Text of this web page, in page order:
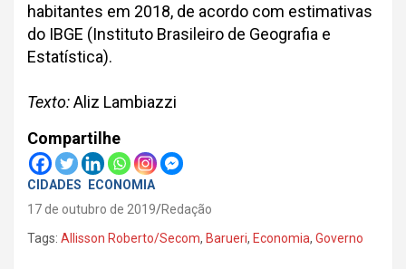
habitantes em 2018, de acordo com estimativas
do IBGE (Instituto Brasileiro de Geografia e
Estatística).
Texto:Aliz Lambiazzi
Compartilhe
CIDADES
ECONOMIA
17 de outubro de 2019 Redação
Tags: Allisson Roberto/Secom, Barueri, Economia, Governo